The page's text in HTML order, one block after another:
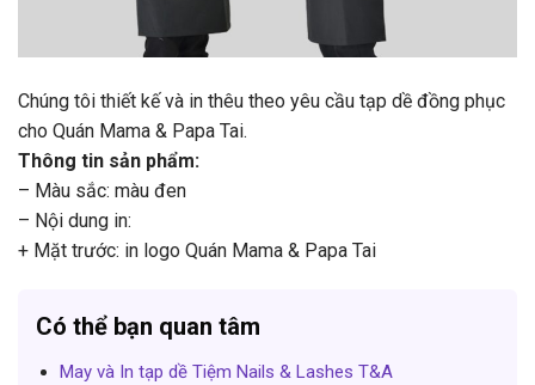
Chúng tôi thiết kế và in thêu theo yêu cầu tạp dề đồng phục
cho Quán Mama & Papa Tai.
Thông tin sản phẩm:
– Màu sắc: màu đen
– Nội dung in:
+ Mặt trước: in logo Quán Mama & Papa Tai
Có thể bạn quan tâm
May và In tạp dề Tiệm Nails & Lashes T&A